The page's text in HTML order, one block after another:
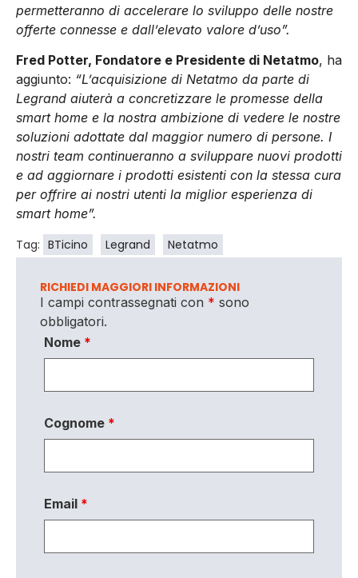
permetteranno di accelerare lo sviluppo delle nostre
offerte connesse e dall’elevato valore d’uso”.
Fred Potter, Fondatore e Presidente di Netatmo, ha
aggiunto: “L’acquisizione di Netatmo da parte di
Legrand aiuterà a concretizzare le promesse della
smart home e la nostra ambizione di vedere le nostre
soluzioni adottate dal maggior numero di persone. I
nostri team continueranno a sviluppare nuovi prodotti
e ad aggiornare i prodotti esistenti con la stessa cura
per offrire ai nostri utenti la miglior esperienza di
smart home”.
Tag: BTicino Legrand Netatmo
RICHIEDI MAGGIORI INFORMAZIONI
I campi contrassegnati con * sono
obbligatori.
Nome *
Cognome *
Email *